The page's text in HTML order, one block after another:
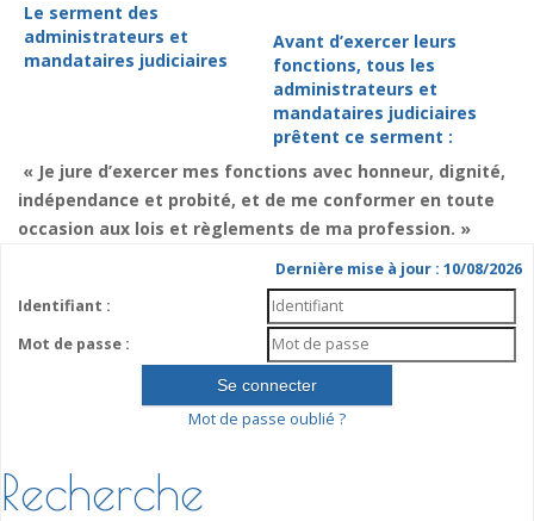
Le serment des
administrateurs et
mandataires judiciaires
Avant d’exercer leurs
fonctions, tous les
administrateurs et
mandataires judiciaires
prêtent ce serment :
« Je jure d’exercer mes fonctions avec honneur, dignité,
indépendance et probité, et de me conformer en toute
occasion aux lois et règlements de ma profession. »
Dernière mise à jour : 10/08/2026
Identifiant :
Mot de passe :
Mot de passe oublié ?
Recherche